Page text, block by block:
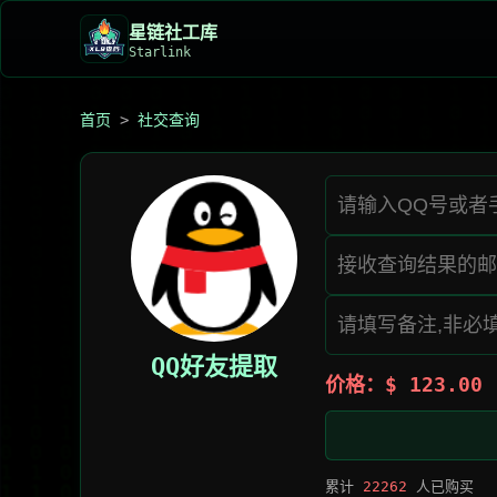
星链社工库️
Starlink
首页 > 社交查询
QQ好友提取
价格：$ 123.00
累计 22262 人已购买